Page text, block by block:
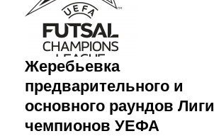
Жеребьевка
предварительного и
основного раундов Лиги
чемпионов УЕФА